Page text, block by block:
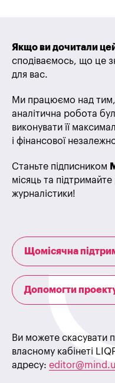
Якщо ви дочитали
сподіваємось, що це
для вас.
Ми працюємо над тим,
аналітична робота
виконувати її
і фінансової
Станьте підписником
місяць та
журналістики!
Щомісячна
Допомогти
Ви можете скасувати
власному кабінеті
адресу: